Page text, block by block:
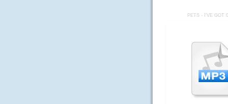
PETS - I'VE GOT